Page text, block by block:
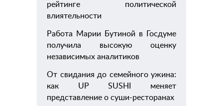
рейтинге политической
влиятельности
Работа Марии Бутиной в Госдуме
получила высокую оценку
независимых аналитиков
От свидания до семейного ужина:
как UP SUSHI меняет
представление о суши-ресторанах